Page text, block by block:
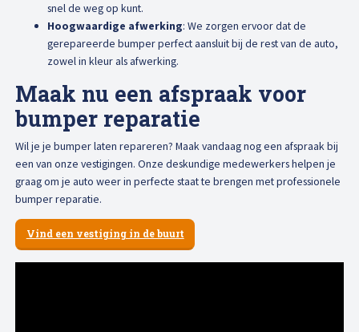
snel de weg op kunt.
Hoogwaardige afwerking: We zorgen ervoor dat de
gerepareerde bumper perfect aansluit bij de rest van de auto,
zowel in kleur als afwerking.
Maak nu een afspraak voor
bumper reparatie
Wil je je bumper laten repareren? Maak vandaag nog een afspraak bij
een van onze vestigingen. Onze deskundige medewerkers helpen je
graag om je auto weer in perfecte staat te brengen met professionele
bumper reparatie.
Vind een vestiging in de buurt